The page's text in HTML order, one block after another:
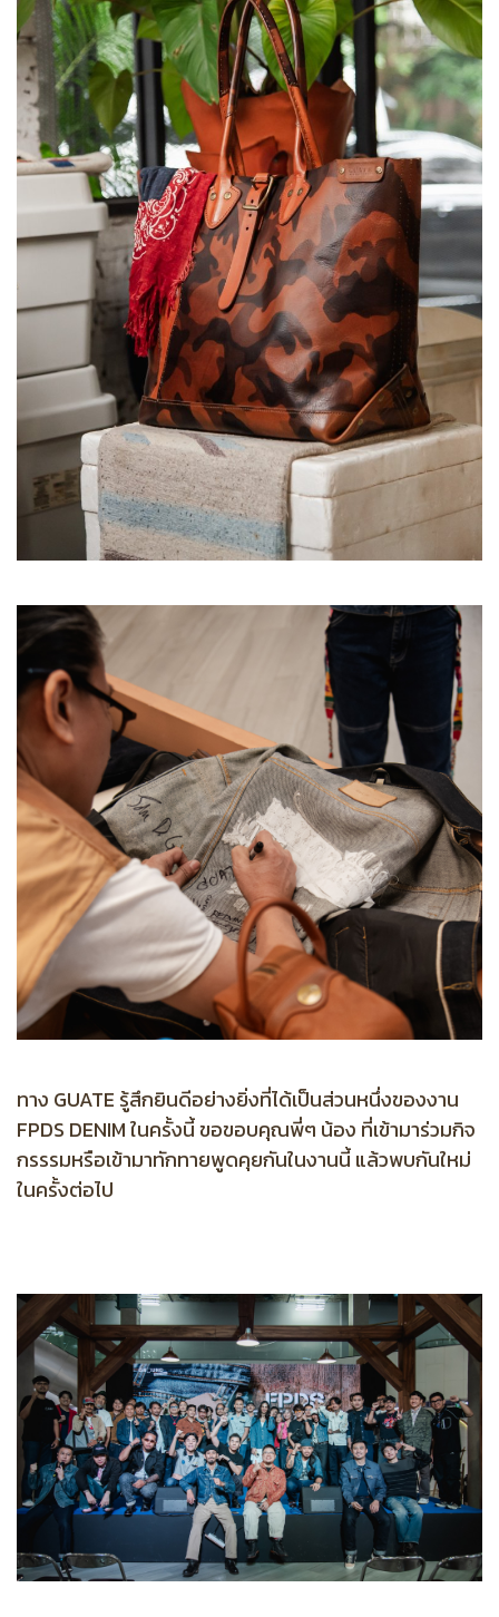
ทาง GUATE รู้สึกยินดีอย่างยิ่งที่ได้เป็นส่วนหนึ่งของงาน
FPDS DENIM ในครั้งนี้ ขอขอบคุณพี่ๆ น้อง ที่เข้ามาร่วมกิจ
กรรรมหรือเข้ามาทักทายพูดคุยกันในงานนี้ แล้วพบกันใหม่
ในครั้งต่อไป